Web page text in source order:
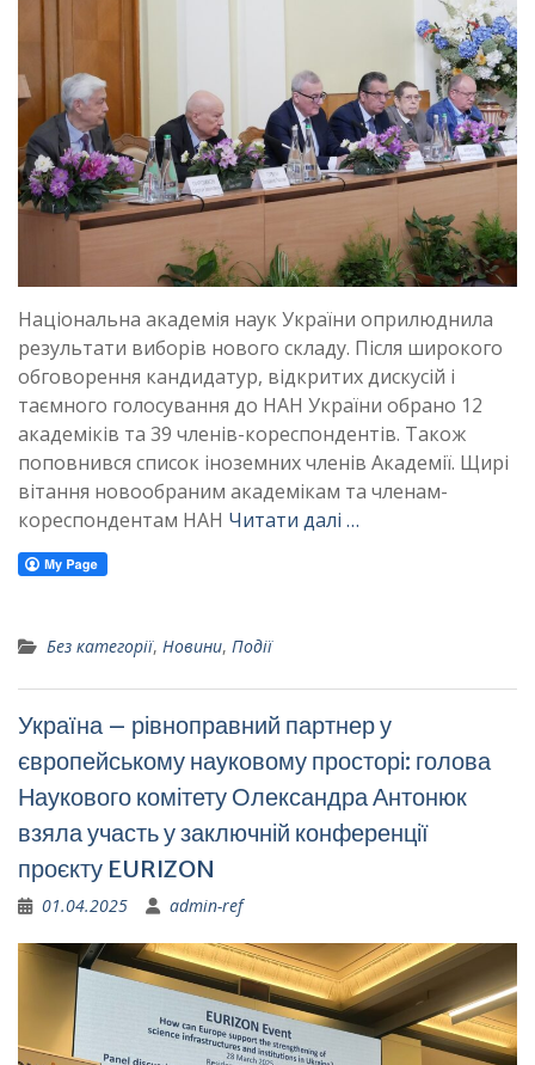
Національна академія наук України оприлюднила
результати виборів нового складу. Після широкого
обговорення кандидатур, відкритих дискусій і
таємного голосування до НАН України обрано 12
академіків та 39 членів-кореспондентів. Також
поповнився список іноземних членів Академії. Щирі
вітання новообраним академікам та членам-
кореспондентам НАН Читати далі …
Без категорії, Новини, Події
Україна – рівноправний партнер у
європейському науковому просторі: голова
Наукового комітету Олександра Антонюк
взяла участь у заключній конференції
проєкту EURIZON
01.04.2025 admin-ref